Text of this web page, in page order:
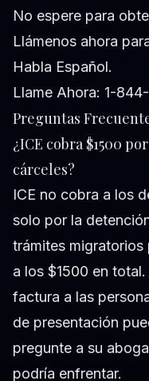
No espere para
Llámenos ahora
Habla Español.
Llame Ahora: 1-
Preguntas
¿ICE cobra $1500
cárceles?
ICE no cobra a los
solo por la
trámites migratorios
a los $1500 en
factura a las
de presentación
pregunte a su
podría enfrentar.